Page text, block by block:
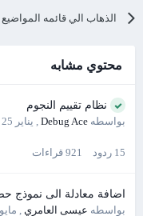
الذهاب الي قائمه المواضيع
محتوي مشابه
نظام تقييم النجوم
بواسطه Debug Ace
, يناير 25
15 ردود 921 قراءات
اضافة معادلة الى نموذج
بواسطه عيسى العامري, مايو 22, 2018